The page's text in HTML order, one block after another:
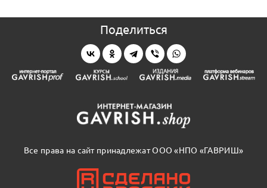
Поделиться
Все права на сайт принадлежат ООО «НПО «ГАВРИШ»